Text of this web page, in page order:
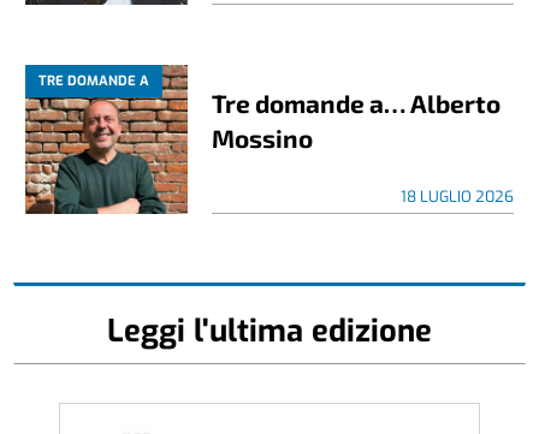
TRE DOMANDE A
Tre domande a… Alberto
Mossino
18 LUGLIO 2026
Leggi l'ultima edizione